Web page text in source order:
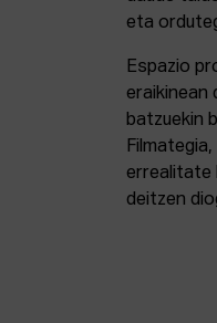
eta
Espazio
eraikinean
batzuekin
errealitate
deitzen